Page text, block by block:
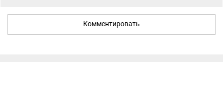
Комментировать